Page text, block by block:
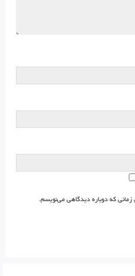
زمانی که دوباره دیدگاهی می‌نویسم.